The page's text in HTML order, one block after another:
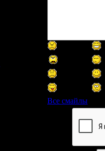
Все смайлы